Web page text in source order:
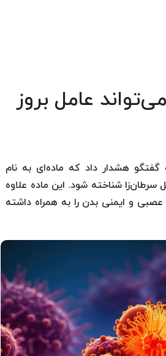
عامل بروز
هشدار داد که ماده‌ای به نام
شناخته شود. این ماده علاوه
و ایمنی بدن را به همراه داشته